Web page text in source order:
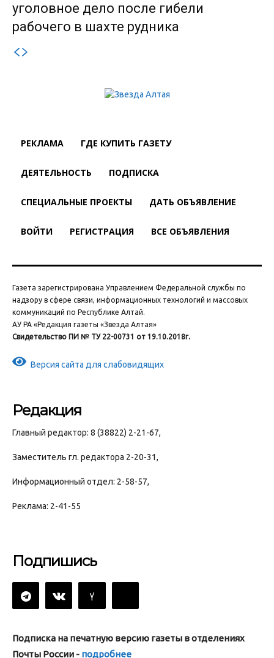
уголовное дело после гибели
рабочего в шахте рудника
РЕКЛАМА ГДЕ КУПИТЬ ГАЗЕТУ
ДЕЯТЕЛЬНОСТЬ ПОДПИСКА
СПЕЦИАЛЬНЫЕ ПРОЕКТЫ ДАТЬ ОБЪЯВЛЕНИЕ
ВОЙТИ РЕГИСТРАЦИЯ ВСЕ ОБЪЯВЛЕНИЯ
Газета зарегистрирована Управлением Федеральной службы по
надзору в сфере связи, информационных технологий и массовых
коммуникаций по Республике Алтай.
АУ РА «Редакция газеты «Звезда Алтая»
Свидетельство ПИ № ТУ 22-00731 от 19.10.2018г.
Версия сайта для слабовидящих
Редакция
Главный редактор: 8 (38822) 2-21-67,
Заместитель гл. редактора 2-20-31,
Информационный отдел: 2-58-57,
Реклама: 2-41-55
Подпишись
Подписка на печатную версию газеты в отделениях
Почты России - подробнее